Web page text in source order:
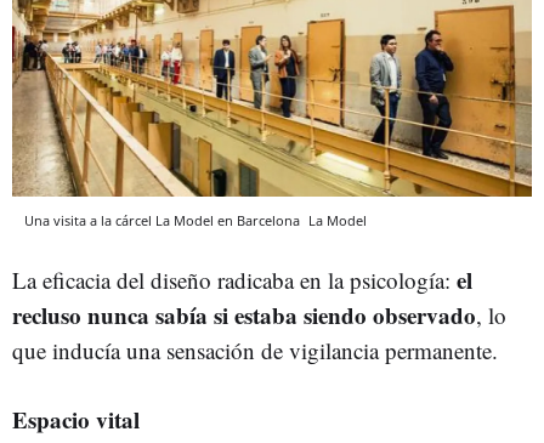
Una visita a la cárcel La Model en Barcelona La Model
La eficacia del diseño radicaba en la psicología: el
recluso nunca sabía si estaba siendo observado, lo
que inducía una sensación de vigilancia permanente.
Espacio vital